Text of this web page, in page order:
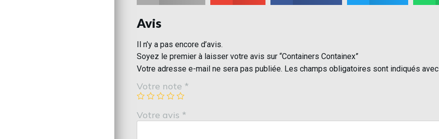
Avis
Il n’y a pas encore d’avis.
Soyez le premier à laisser votre avis sur “Containers Containex”
Votre adresse e-mail ne sera pas publiée. Les champs obligatoires sont indiqués avec
Votre note *
Votre avis *